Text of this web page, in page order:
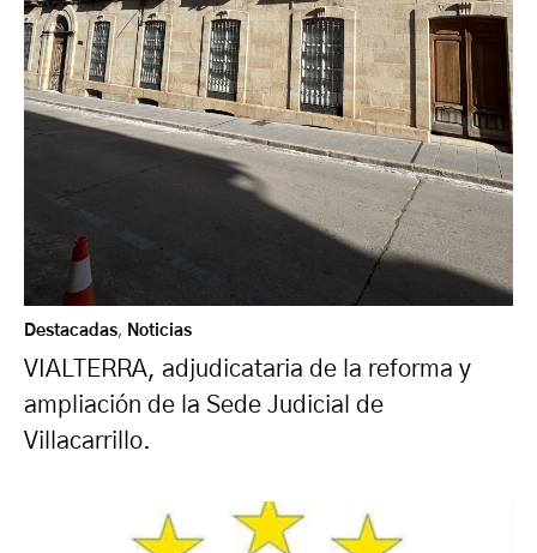
Destacadas, Noticias
VIALTERRA, adjudicataria de la reforma y
ampliación de la Sede Judicial de
Villacarrillo.